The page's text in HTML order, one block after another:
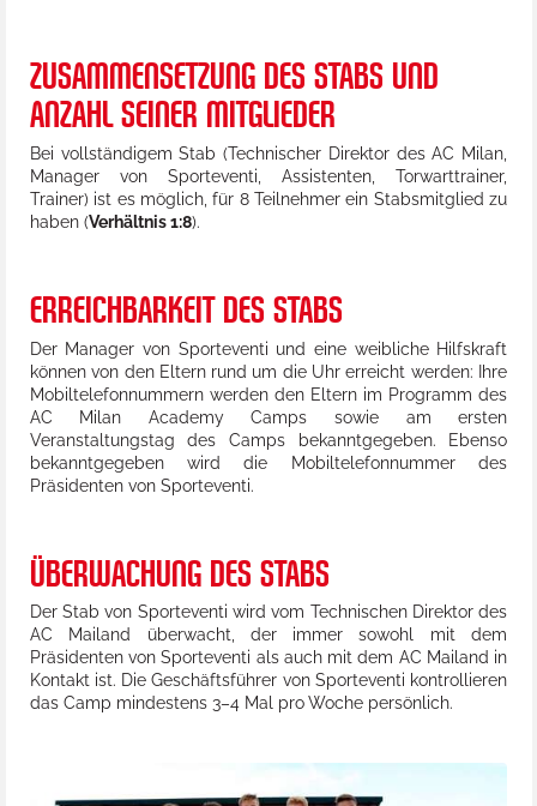
ZUSAMMENSETZUNG DES STABS UND
ANZAHL SEINER MITGLIEDER
Bei vollständigem Stab (Technischer Direktor des AC Milan,
Manager von Sporteventi, Assistenten, Torwarttrainer,
Trainer) ist es möglich, für 8 Teilnehmer ein Stabsmitglied zu
haben (Verhältnis 1:8).
ERREICHBARKEIT DES STABS
Der Manager von Sporteventi und eine weibliche Hilfskraft
können von den Eltern rund um die Uhr erreicht werden: Ihre
Mobiltelefonnummern werden den Eltern im Programm des
AC Milan Academy Camps sowie am ersten
Veranstaltungstag des Camps bekanntgegeben. Ebenso
bekanntgegeben wird die Mobiltelefonnummer des
Präsidenten von Sporteventi.
ÜBERWACHUNG DES STABS
Der Stab von Sporteventi wird vom Technischen Direktor des
AC Mailand überwacht, der immer sowohl mit dem
Präsidenten von Sporteventi als auch mit dem AC Mailand in
Kontakt ist. Die Geschäftsführer von Sporteventi kontrollieren
das Camp mindestens 3–4 Mal pro Woche persönlich.